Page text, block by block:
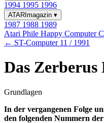
1994 1995 1996
ATARImagazin ▾
1987 1988 1989
Atari Phile Happy Computer
← ST-Computer 11 / 1991
Das
Grundlagen
In der vergangenen Folge
den folgenden Nummern